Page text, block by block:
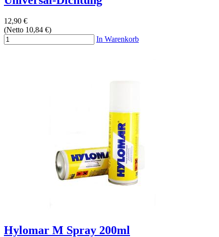
12,90 €
(Netto 10,84 €)
In Warenkorb
Hylomar M Spray 200ml